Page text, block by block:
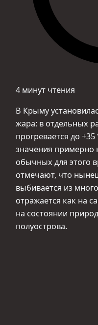
4 минут чтения
В Крыму
жара: в отдельных
прогревается до
значения примерно
обычных для этого
отмечают, что
выбивается из
отражается как на
на состоянии
полуострова.